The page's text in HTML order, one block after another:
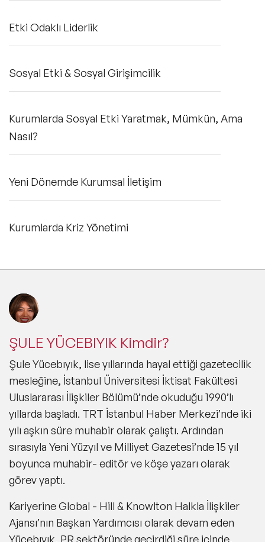
Etki Odaklı Liderlik
Sosyal Etki & Sosyal Girişimcilik
Kurumlarda Sosyal Etki Yaratmak, Mümkün, Ama
Nasıl?
Yeni Dönemde Kurumsal İletişim
Kurumlarda Kriz Yönetimi
ŞULE YÜCEBIYIK Kimdir?
Şule Yücebıyık, lise yıllarında hayal ettiği gazetecilik
mesleğine, İstanbul Üniversitesi İktisat Fakültesi
Uluslararası İlişkiler Bölümü’nde okuduğu 1990’lı
yıllarda başladı. TRT İstanbul Haber Merkezi’nde iki
yılı aşkın süre muhabir olarak çalıştı. Ardından
sırasıyla Yeni Yüzyıl ve Milliyet Gazetesi’nde 15 yıl
boyunca muhabir- editör ve köşe yazarı olarak
görev yaptı.
Kariyerine Global - Hill & Knowlton Halkla İlişkiler
Ajansı’nın Başkan Yardımcısı olarak devam eden
Yücebıyık, PR sektöründe geçirdiği süre içinde,